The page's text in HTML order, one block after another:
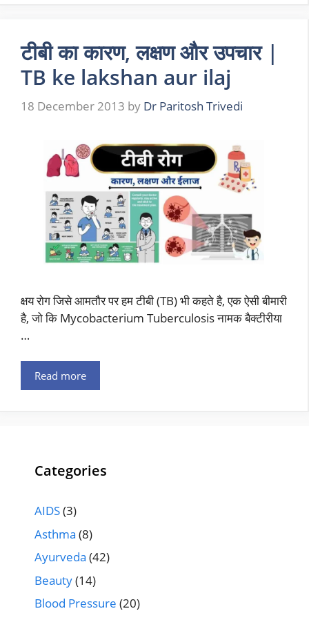
टीबी का कारण, लक्षण और उपचार |
TB ke lakshan aur ilaj
18 December 2013 by Dr Paritosh Trivedi
क्षय रोग जिसे आमतौर पर हम टीबी (TB) भी कहते है, एक ऐसी बीमारी
है, जो कि Mycobacterium Tuberculosis नामक बैक्टीरीया
…
Read more
Categories
AIDS(3)
Asthma (8)
Ayurveda (42)
Beauty(14)
Blood Pressure (20)